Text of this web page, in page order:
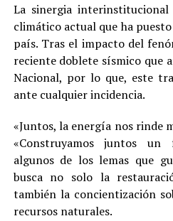
La sinergia
climático actual que ha
país. Tras el impacto del
reciente doblete sísmico que
Nacional, por lo que, este
ante cualquier incidencia.
«Juntos, la energía nos rinde
«Construyamos juntos un
algunos de los lemas que
busca no solo la
también la concientización
recursos naturales.